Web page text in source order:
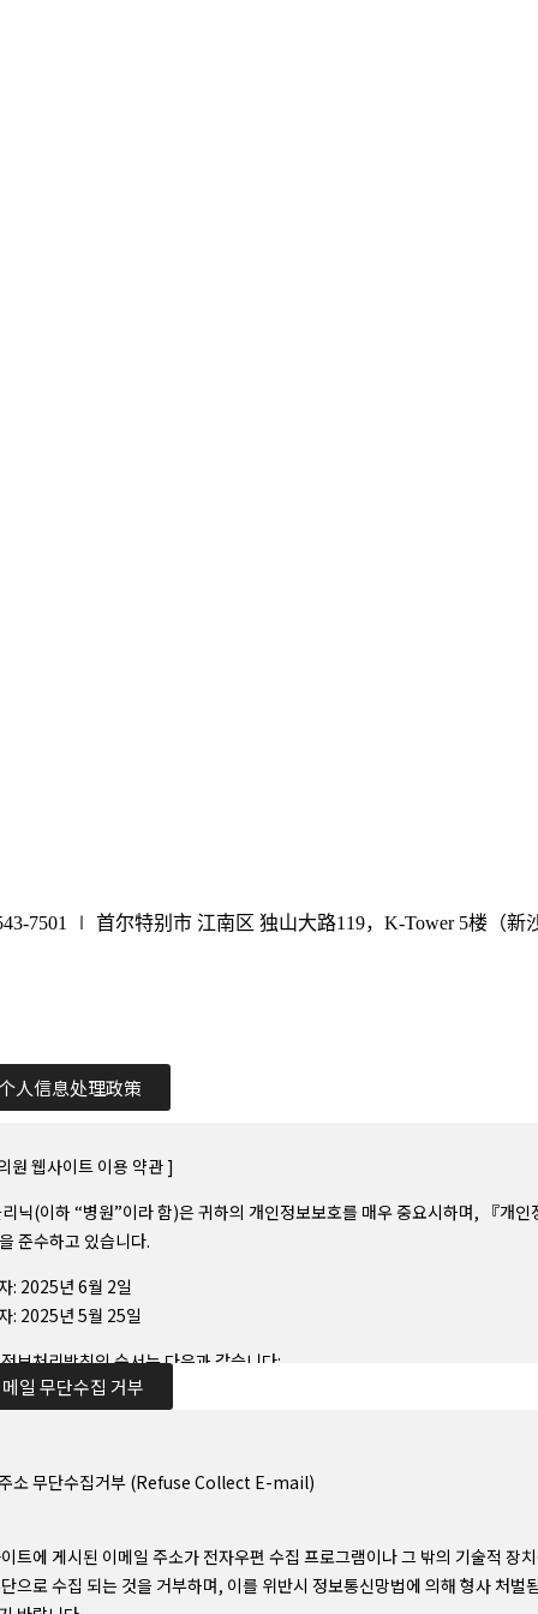
7501 ∣ 首尔特别市 江南区 独山大路119，K-Tower 5楼（新
人信息处理政策
원 웹사이트 이용 약관 ]
닉(이하 “병원”이라 함)은 귀하의 개인정보보호를 매우 중요시하며, 『개인
준수하고 있습니다.
: 2025년 6월 2일
: 2025년 5월 25일
보처리방침의 순서는 다음과 같습니다:
수집하는 개인정보의 항목 및 수집방법
개인정보의 보유 및 이용기간
개인정보의 파기절차 및 그 방법
개인정보 제공 및 공유
일 무단수집 거부
소 무단수집거부 (Refuse Collect E-mail)
트에 게시된 이메일 주소가 전자우편 수집 프로그램이나 그 밖의 기술적 장
으로 수집 되는 것을 거부하며, 이를 위반시 정보통신망법에 의해 형사 처벌